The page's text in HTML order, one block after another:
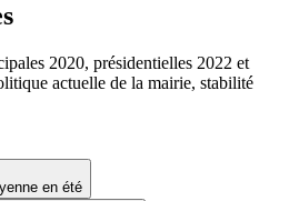
en été
2020, présidentielles 2022 et
actuelle de la mairie, stabilité